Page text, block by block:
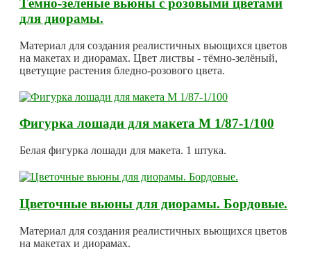
Тёмно-зелёные вьюны с розовыми цветами
для диорамы.
Материал для создания реалистичных вьющихся цветов
на макетах и диорамах. Цвет листвы - тёмно-зелёный,
цветущие растения бледно-розового цвета.
Фигурка лошади для макета М 1/87-1/100
Белая фигурка лошади для макета. 1 штука.
Цветочные вьюны для диорамы. Бордовые.
Материал для создания реалистичных вьющихся цветов
на макетах и диорамах.